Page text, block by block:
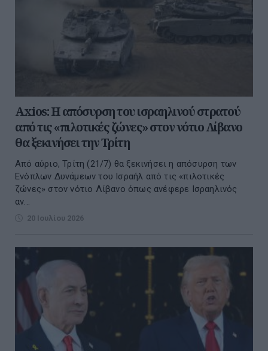
Axios: Η απόσυρση του ισραηλινού στρατού
από τις «πιλοτικές ζώνες» στον νότιο Λίβανο
θα ξεκινήσει την Τρίτη
Από αύριο, Τρίτη (21/7) θα ξεκινήσει η απόσυρση των
Ενόπλων Δυνάμεων του Ισραήλ από τις «πιλοτικές
ζώνες» στον νότιο Λίβανο όπως ανέφερε Ισραηλινός
αν...
20 Ιουλίου 2026